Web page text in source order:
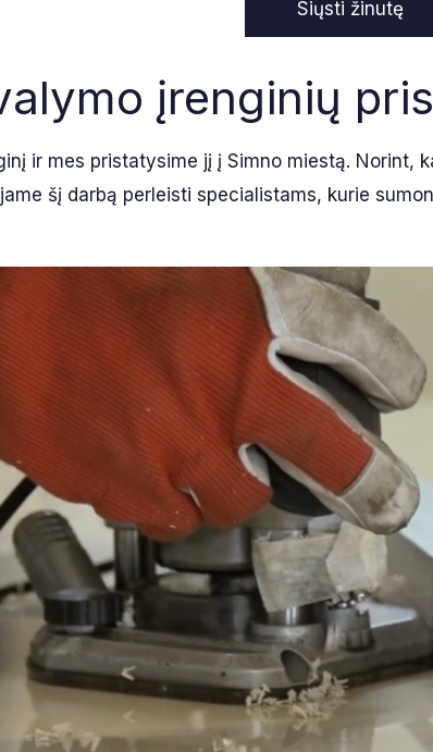
įrenginių
ir mes pristatysime jį į Simno miestą.
šį darbą perleisti specialistams, kurie